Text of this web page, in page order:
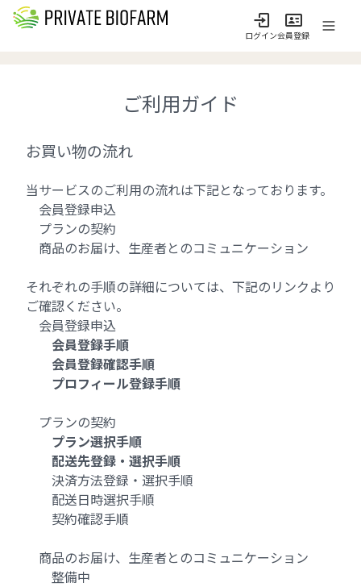
ログイン会員登録
ご利用ガイド
お買い物の流れ
当サービスのご利用の流れは下記となっております。
会員登録申込
プランの契約
商品のお届け、生産者とのコミュニケーション
それぞれの手順の詳細については、下記のリンクより
ご確認ください。
会員登録申込
会員登録手順
会員登録確認手順
プロフィール登録手順
プランの契約
プラン選択手順
配送先登録・選択手順
決済方法登録・選択手順
配送日時選択手順
契約確認手順
商品のお届け、生産者とのコミュニケーション
整備中